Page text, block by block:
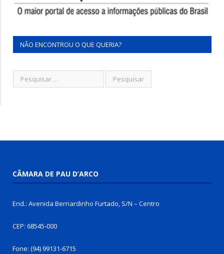
NÃO ENCONTROU O QUE QUERIA?
CÂMARA DE PAU D’ARCO
End.: Avenida Bernardinho Furtado, S/N – Centro
CEP: 68545-000
Fone: (94) 99131-6715